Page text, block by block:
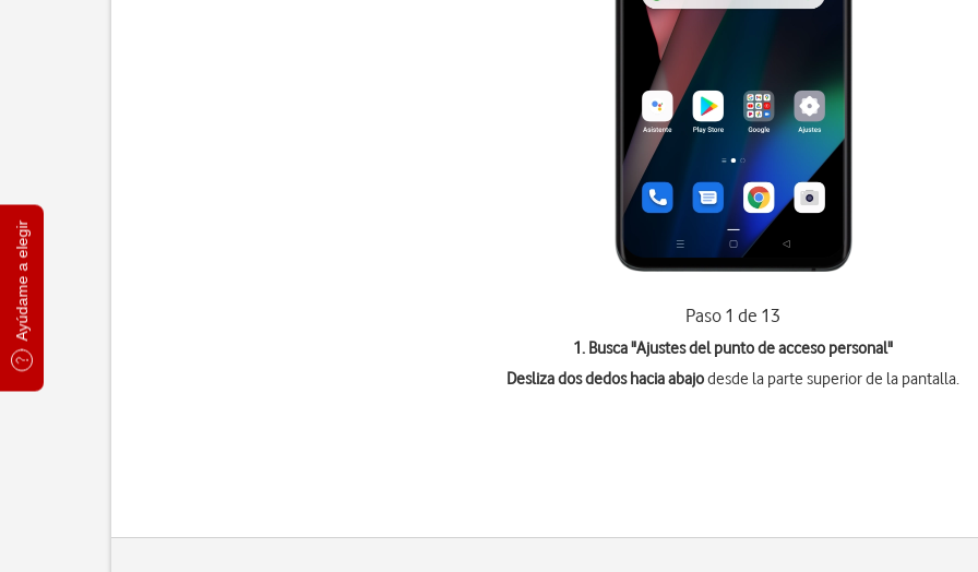
Ayúdame a elegir Paso 1 de 13
1. Busca "Ajustes del punto de acceso personal"
Desliza dos dedos hacia abajodesde la parte superior de la pantalla.